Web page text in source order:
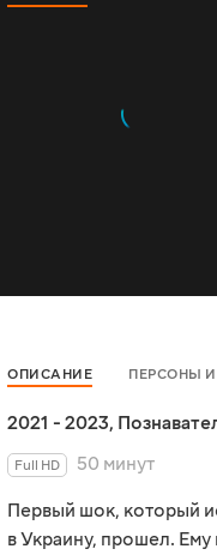
ОПИСАНИЕ ПЕРСОНЫ
2021 - 2023,
Full HD
50 минут
Первый шок, который
в Украину, прошел.